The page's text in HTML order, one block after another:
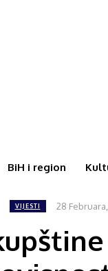
BiH i region
VIJESTI 28